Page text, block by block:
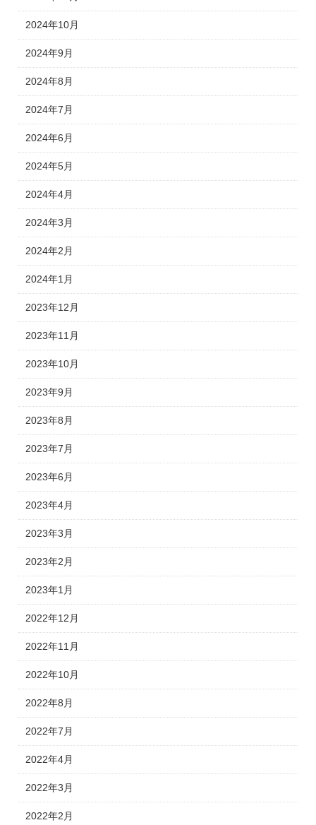
2024年10月
2024年9月
2024年8月
2024年7月
2024年6月
2024年5月
2024年4月
2024年3月
2024年2月
2024年1月
2023年12月
2023年11月
2023年10月
2023年9月
2023年8月
2023年7月
2023年6月
2023年4月
2023年3月
2023年2月
2023年1月
2022年12月
2022年11月
2022年10月
2022年8月
2022年7月
2022年4月
2022年3月
2022年2月